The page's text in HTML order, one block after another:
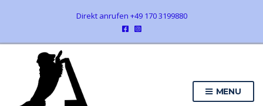
Direkt anrufen +49 170 3199880
MENU